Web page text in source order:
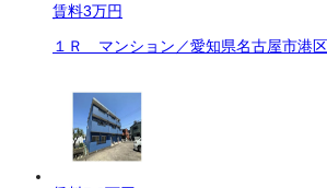
賃料3万円
１Ｒ マンション／愛知県名古屋市港